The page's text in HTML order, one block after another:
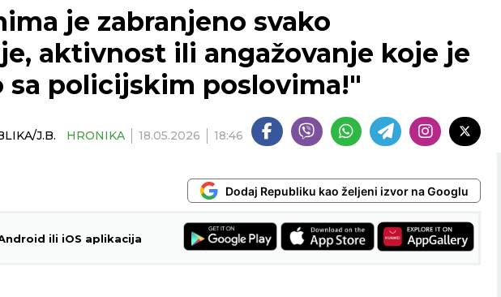
je zabranjeno svako
aktivnost ili angažovanje koje je
sa policijskim poslovima!"
J.B. HRONIKA 18.05.2026 18:46
Dodaj Republiku kao željeni izvor na Googlu
ili iOS aplikacija